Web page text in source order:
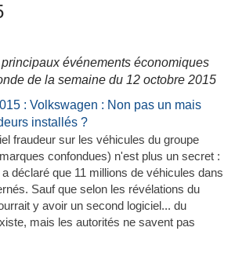
événements économiques
de la semaine du 12 octobre 2015
: Volkswagen : Non pas un mais
installés ?
fraudeur sur les véhicules du groupe
confondues) n'est plus un secret :
déclaré que 11 millions de véhicules dans
Sauf que selon les révélations du
y avoir un second logiciel... du
mais les autorités ne savent pas